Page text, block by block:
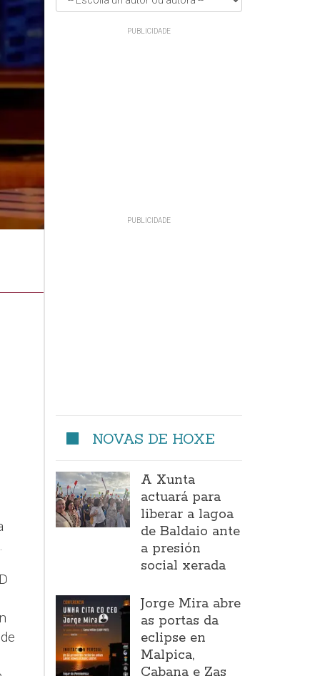
NOVAS DE HOXE
A Xunta
actuará para
liberar a lagoa
de Baldaio ante
a presión
social xerada
Jorge Mira abre
as portas da
eclipse en
Malpica,
Cabana e Zas